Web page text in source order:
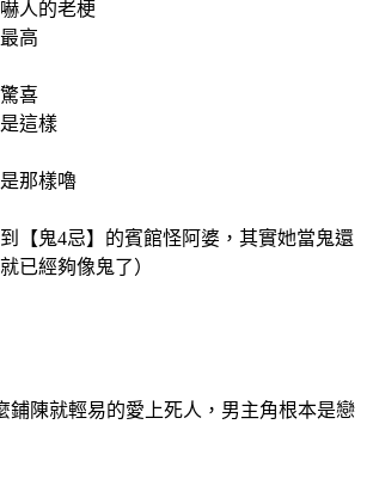
人的老梗
高
喜
這樣
那樣嚕
【鬼4忌】的賓館怪阿婆，其實她當鬼還
已經夠像鬼了）
鋪陳就輕易的愛上死人，男主角根本是戀